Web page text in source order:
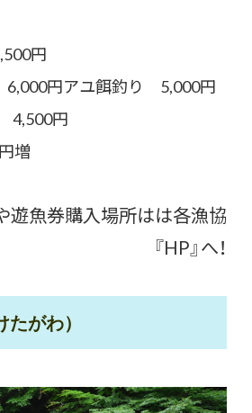
円
円アユ餌釣り 5,000円
4,500円
増
魚券購入場所はは各漁協
『HP』へ！
たがわ）